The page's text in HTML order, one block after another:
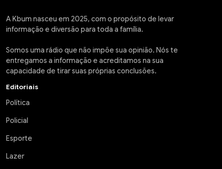
A Kbum nasceu em 2025, com o propósito de levar
informação e diversão para toda a família.
Somos uma rádio que não impõe sua opinião. Nós te
entregamos a informação e acreditamos na sua
capacidade de tirar suas próprias conclusões.
Editoriais
Política
Policial
Esporte
Lazer